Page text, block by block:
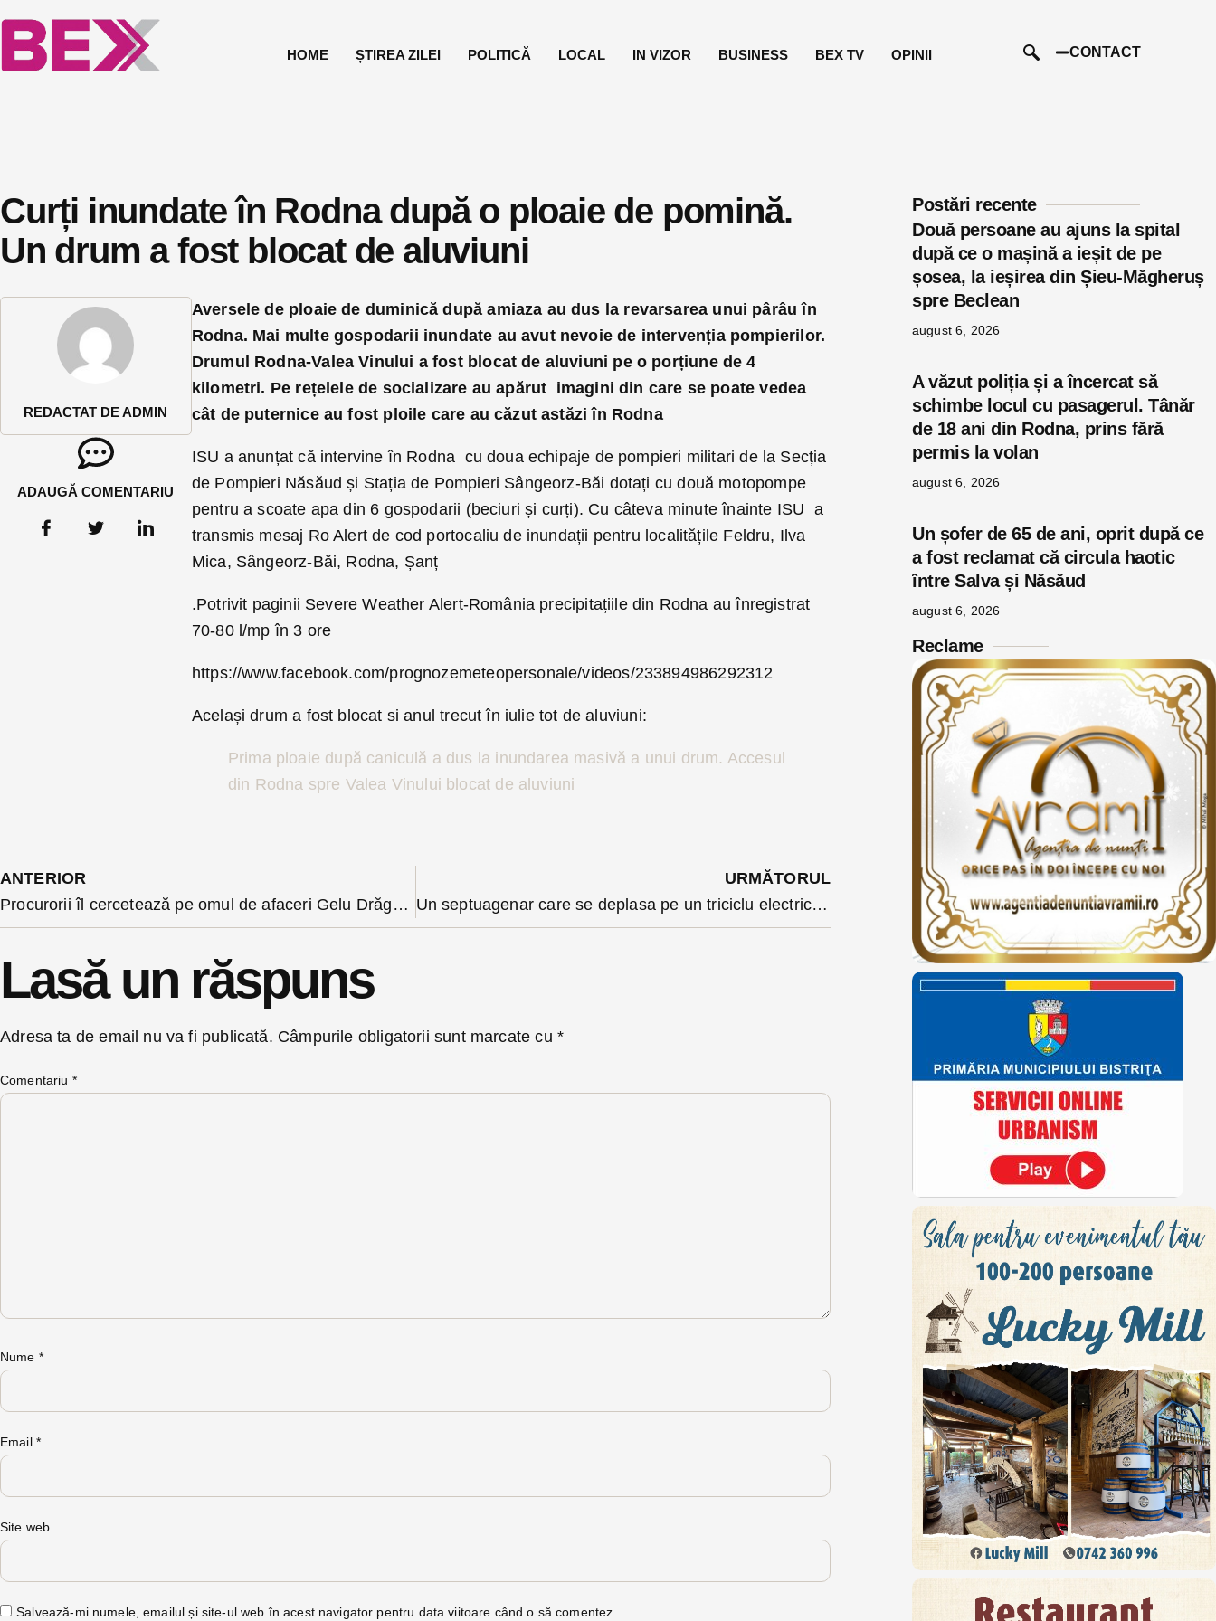
HOME ȘTIREA ZILEI POLITICĂ LOCAL IN VIZOR BUSINESS BEX TV OPINII CONTACT
Curți inundate în Rodna după o ploaie de pomină.
Un drum a fost blocat de aluviuni
REDACTAT DE ADMIN
ADAUGĂ COMENTARIU
Aversele de ploaie de duminică după amiaza au dus la revarsarea unui pârâu în
Rodna. Mai multe gospodarii inundate au avut nevoie de intervenția pompierilor.
Drumul Rodna-Valea Vinului a fost blocat de aluviuni pe o porțiune de 4
kilometri. Pe rețelele de socializare au apărut imagini din care se poate vedea
cât de puternice au fost ploile care au căzut astăzi în Rodna
ISU a anunțat că intervine în Rodna cu doua echipaje de pompieri militari de la Secția
de Pompieri Năsăud și Stația de Pompieri Sângeorz-Băi dotați cu două motopompe
pentru a scoate apa din 6 gospodarii (beciuri și curți). Cu câteva minute înainte ISU a
transmis mesaj Ro Alert de cod portocaliu de inundații pentru localitățile Feldru, Ilva
Mica, Sângeorz-Băi, Rodna, Șanț
.Potrivit paginii Severe Weather Alert-România precipitațiile din Rodna au înregistrat
70-80 l/mp în 3 ore
https://www.facebook.com/prognozemeteopersonale/videos/233894986292312
Același drum a fost blocat si anul trecut în iulie tot de aluviuni:
Prima ploaie după caniculă a dus la inundarea masivă a unui drum. Accesul
din Rodna spre Valea Vinului blocat de aluviuni
ANTERIOR
Procurorii îl cercetează pe omul de afaceri Gelu Drăgan sub control judiciar pentru episoadele ”termopan pe zidul Cetății Bistrița”
URMĂTORUL
Un septuagenar care se deplasa pe un triciclu electric a fost lovit duminică de o mașină în Telciu. Victima a fost transportată cu elicopterul la Spital
Lasă un răspuns
Adresa ta de email nu va fi publicată. Câmpurile obligatorii sunt marcate cu *
Comentariu *
Nume *
Email *
Site web
Salvează-mi numele, emailul și site-ul web în acest navigator pentru data viitoare când o să comentez.
Postări recente
Două persoane au ajuns la spital
după ce o mașină a ieșit de pe
șosea, la ieșirea din Șieu-Măgheruș
spre Beclean
august 6, 2026
A văzut poliția și a încercat să
schimbe locul cu pasagerul. Tânăr
de 18 ani din Rodna, prins fără
permis la volan
august 6, 2026
Un șofer de 65 de ani, oprit după ce
a fost reclamat că circula haotic
între Salva și Năsăud
august 6, 2026
Reclame